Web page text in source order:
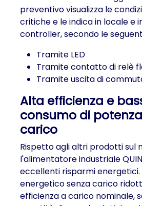
preventivo visualizza le
critiche e le indica in locale e
controller, secondo le
Tramite LED
Tramite contatto di relè
Tramite uscita di
Alta efficienza e
consumo di
carico
Rispetto agli altri prodotti sul
l'alimentatore industriale
eccellenti risparmi energetici.
energetico senza carico
efficienza a carico nominale,